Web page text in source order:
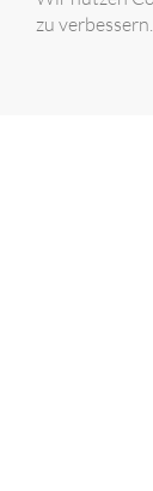
zu verbessern.